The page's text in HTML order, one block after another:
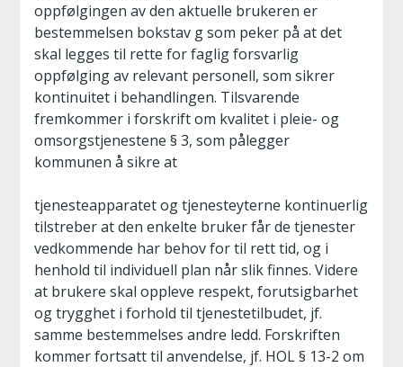
oppfølgingen av den aktuelle brukeren er
bestemmelsen bokstav g som peker på at det
skal legges til rette for faglig forsvarlig
oppfølging av relevant personell, som sikrer
kontinuitet i behandlingen. Tilsvarende
fremkommer i forskrift om kvalitet i pleie- og
omsorgstjenestene § 3, som pålegger
kommunen å sikre at
tjenesteapparatet og tjenesteyterne kontinuerlig
tilstreber at den enkelte bruker får de tjenester
vedkommende har behov for til rett tid, og i
henhold til individuell plan når slik finnes. Videre
at brukere skal oppleve respekt, forutsigbarhet
og trygghet i forhold til tjenestetilbudet, jf.
samme bestemmelses andre ledd. Forskriften
kommer fortsatt til anvendelse, jf. HOL § 13-2 om